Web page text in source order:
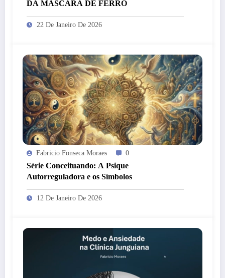
DA MÁSCARA DE FERRO
22 De Janeiro De 2026
Fabricio Fonseca Moraes 0
Série Conceituando: A Psique
Autorreguladora e os Símbolos
12 De Janeiro De 2026